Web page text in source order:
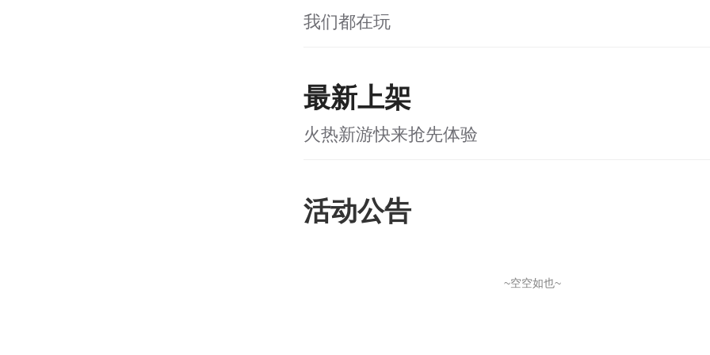
我们都在玩
最新上架
火热新游快来抢先体验
活动公告
~空空如也~